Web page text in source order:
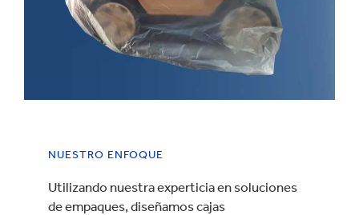
NUESTRO ENFOQUE
Utilizando nuestra experticia en soluciones
de empaques, diseñamos cajas